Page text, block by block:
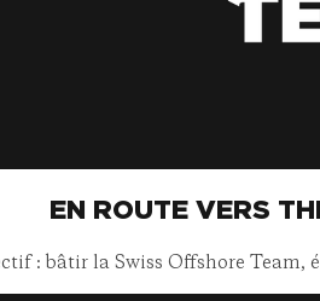
EN ROUTE VERS
: bâtir la Swiss Offshore Team,